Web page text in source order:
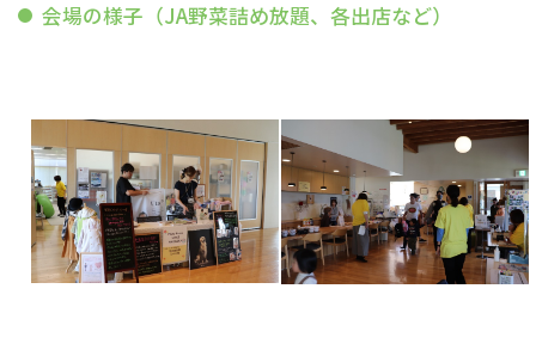
会場の様子（JA野菜詰め放題、各出店など）